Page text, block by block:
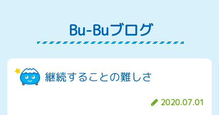
Bu-Buブログ
継続することの難しさ
2020.07.01